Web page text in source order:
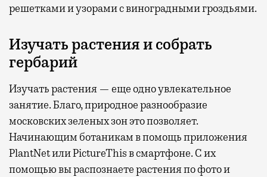
решетками и узорами с виноградными гроздьями.
Изучать растения и собрать
гербарий
Изучать растения — еще одно увлекательное
занятие. Благо, природное разнообразие
московских зеленых зон это позволяет.
Начинающим ботаникам в помощь приложения
PlantNet или PictureThis в смартфоне. С их
помощью вы распознаете растения по фото и